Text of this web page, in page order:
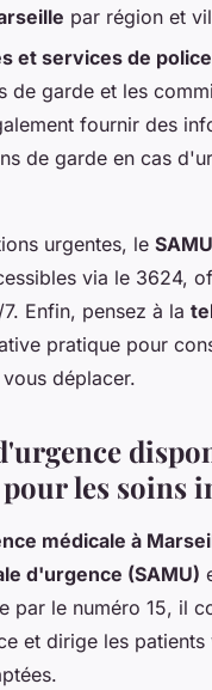
par région et
et services de police
de garde et les
fournir des
de garde en cas
urgentes, le SAMU
via le 3624,
Enfin, pensez à la
pratique pour
déplacer.
les soins
médicale à
d'urgence (SAMU)
par le numéro 15, il
et dirige les patients